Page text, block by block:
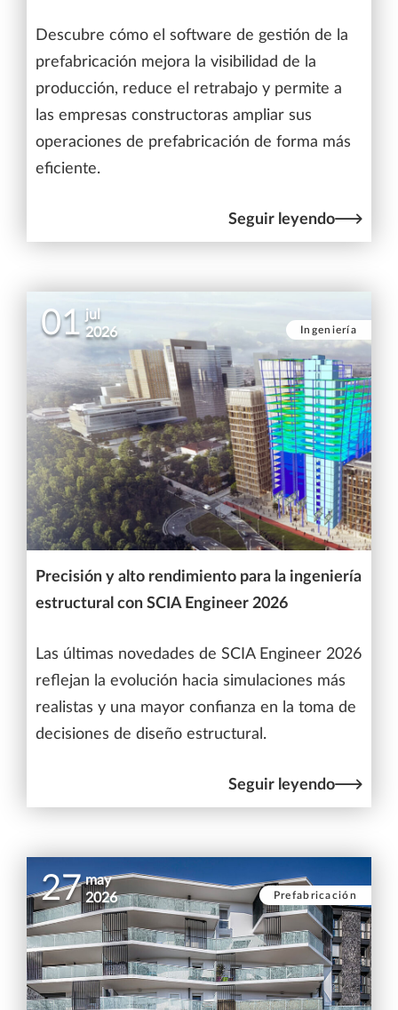
Descubre cómo el software de gestión de la
prefabricación mejora la visibilidad de la
producción, reduce el retrabajo y permite a
las empresas constructoras ampliar sus
operaciones de prefabricación de forma más
eficiente.
Seguir leyendo
01 jul
2026
Ingeniería
Precisión y alto rendimiento para la ingeniería
estructural con SCIA Engineer 2026
Las últimas novedades de SCIA Engineer 2026
reflejan la evolución hacia simulaciones más
realistas y una mayor confianza en la toma de
decisiones de diseño estructural.
Seguir leyendo
27 may
2026
Prefabricación